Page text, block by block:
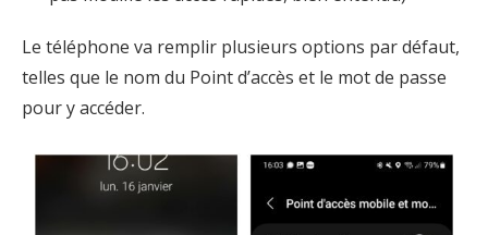
Le téléphone va remplir plusieurs options par défaut,
telles que le nom du Point d’accès et le mot de passe
pour y accéder.